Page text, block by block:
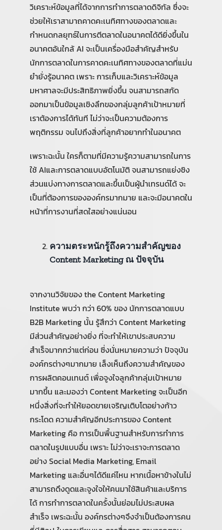
วิเคราะห์ข้อมูลที่ได้จากการทำการตลาดดิจิทัล ซึ่งจะ
ช่วยให้เราสามาถคาดคะเนทิศทางของตลาดและ
กำหนดกลยุทธ์ในการตีตลาดในอนาคตได้ดียิ่งขึ้นใน
อนาคตอันใกล้ AI จะเป็นเครื่องมือสำคัญสำหรับ
นักการตลาดในการคาดคะเนทิศทางของตลาดที่แม่น
ยำยั่งรู้อนาคต เพราะ การเก็บและวิเคราะห์ข้อมูล
มหาศาลจะมีประสิทธิภาพยิ่งขึ้น จนสามารถสกัด
ออกมาเป็นข้อมูลเชิงลึกของกลุ่มลูกค้าเป้าหมายที่
เราต้องการได้ทันที ไม่ว่าจะเป็นความต้องการ
พฤติกรรม จนไปถึงสิ่งที่ลูกค้าอยากทำในอนาคต
เพราะฉะนั้น ใครก็ตามที่มีความรู้ความสามารถในการ
ใช้ AIและการตลาดแบบอัตโนมัติ จนสามารถแย่งชิง
ส่วนแบ่งทางการตลาดและขึ้นเป็นผู้นำเทรนด์ได้ จะ
เป็นที่ต้องการขององค์กรมากมาย และจะมีอนาคตใน
หน้าที่การงานที่สดใสอย่างแน่นอน
ความตระหนักรู้ถึงความสำคัญของ
Content Marketing ณ ปัจจุบัน
จากงานวิจัยของ the Content Marketing
Institute พบว่า กว่า 60% ของ นักการตลาดแบบ
B2B Marketing นั้น รู้สึกว่า Content Marketing
มีส่วนสำคัญอย่างยิ่ง ที่จะทำให้เขาประสบความ
สำเร็จมากกว่าแต่ก่อน ซี่งนั่นหมายความว่า ปัจจุบัน
องค์กรต่างๆมากมาย เล็งเห็นถึงความสำคัญของ
การผลิตคอนเทนต์ เพื่อจูงใจลูกค้ากลุ่มเป้าหมาย
มากขึ้น และมองว่า Content Marketing จะเป็นอีก
หนึ่งสิ่งที่จะทำให้ยอดขายเจริญเติบโตอย่างก้าว
กระโดด ความสำคัญอีกประการของ Content
Marketing คือ การเป็นพื้นฐานสำหรับการทำการ
ตลาดในรูปแบบอื่น เพราะ ไม่ว่าจะเราจะการตลาด
อย่าง Social Media Marketing, Email
Marketing และอื่นๆได้ดีแค่ไหน หากเนื้อหาข้างในไม่
สามารถดึงดูดและจูงใจให้คนมาใช้สินค้าและบริการ
ได้ การทำการตลาดในครั้งนั้นย่อมไม่ประสบผล
สำเร็จ เพระฉะนั้น องค์กรต่างๆจึงจำเป็นต้องการคน